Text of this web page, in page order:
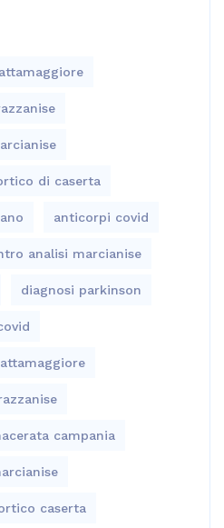
di caserta
anticorpi covid
analisi marcianise
diagnosi parkinson
campania
caserta